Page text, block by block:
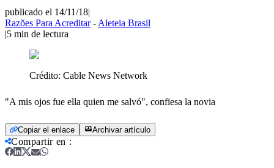
publicado el 14/11/18|
Razões Para Acreditar- Aleteia Brasil
|5 min de lectura
Crédito: Cable News Network
"A mis ojos fue ella quien me salvó", confiesa la novia
Copiar el enlace Archivar artículo
Compartir en :